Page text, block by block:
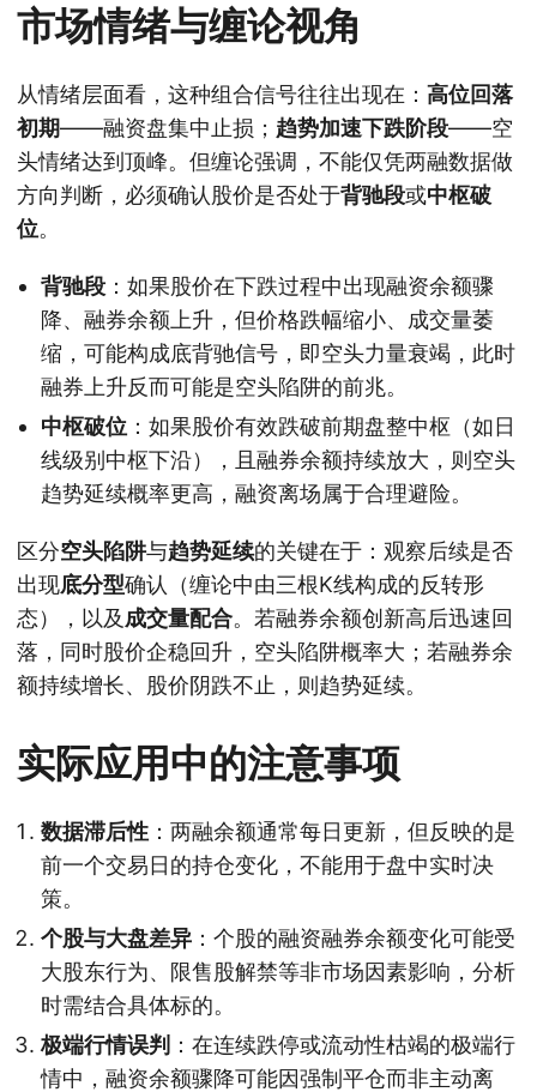
市场情绪与缠论视角
从情绪层面看，这种组合信号往往出现在： 高位回落
初期——融资盘集中止损； 趋势加速下跌阶段——空
头情绪达到顶峰。但缠论强调，不能仅凭两融数据做
方向判断，必须确认股价是否处于背驰段或中枢破
位。
背驰段 ：如果股价在下跌过程中出现融资余额骤
降、融券余额上升，但价格跌幅缩小、成交量萎
缩，可能构成底背驰信号，即空头力量衰竭，此时
融券上升反而可能是空头陷阱的前兆。
中枢破位 ：如果股价有效跌破前期盘整中枢（如日
线级别中枢下沿），且融券余额持续放大，则空头
趋势延续概率更高，融资离场属于合理避险。
区分空头陷阱与趋势延续的关键在于：观察后续是否
出现底分型确认（缠论中由三根K线构成的反转形
态），以及成交量配合。若融券余额创新高后迅速回
落，同时股价企稳回升，空头陷阱概率大；若融券余
额持续增长、股价阴跌不止，则趋势延续。
实际应用中的注意事项
数据滞后性 ：两融余额通常每日更新，但反映的是
前一个交易日的持仓变化，不能用于盘中实时决
策。
个股与大盘差异 ：个股的融资融券余额变化可能受
大股东行为、限售股解禁等非市场因素影响，分析
时需结合具体标的。
极端行情误判 ：在连续跌停或流动性枯竭的极端行
情中，融资余额骤降可能因强制平仓而非主动离